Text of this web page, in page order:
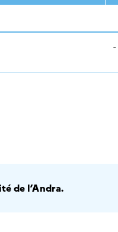
-
de l’Andra.